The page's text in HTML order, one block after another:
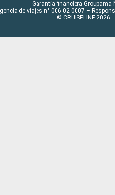
Garantía financiera Groupama
de viajes n° 006 02 0007 –
© CRUISELINE 2026